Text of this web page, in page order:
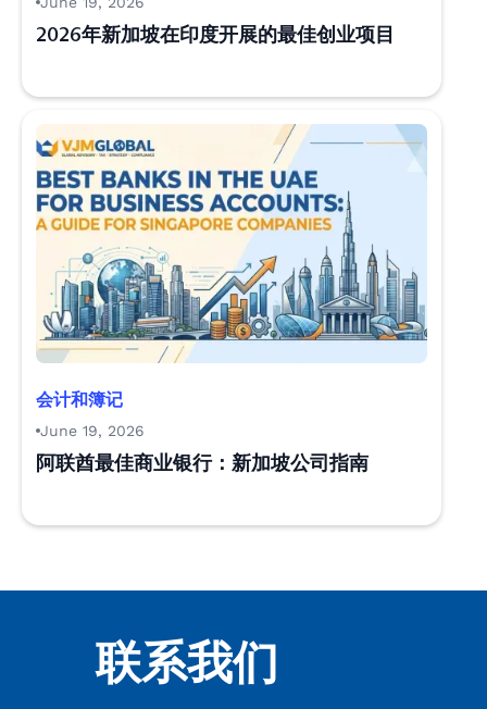
2026年新加坡在印度开展的最佳创业项目
会计和簿记
June 19, 2026
阿联酋最佳商业银行：新加坡公司指南
联系我们